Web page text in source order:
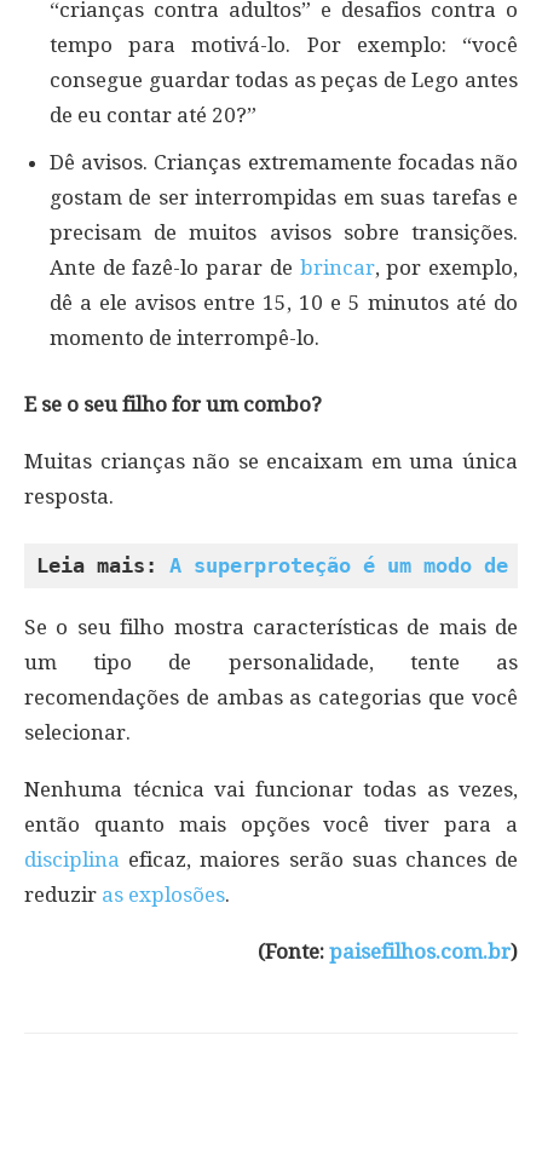
“crianças contra adultos” e desafios contra o
tempo para motivá-lo. Por exemplo: “você
consegue guardar todas as peças de Lego antes
de eu contar até 20?”
Dê avisos. Crianças extremamente focadas não
gostam de ser interrompidas em suas tarefas e
precisam de muitos avisos sobre transições.
Ante de fazê-lo parar de brincar, por exemplo,
dê a ele avisos entre 15, 10 e 5 minutos até do
momento de interrompê-lo.
E se o seu filho for um combo?
Muitas crianças não se encaixam em uma única
resposta.
Leia mais: A superproteção é um modo
Se o seu filho mostra características de mais de
um tipo de personalidade, tente as
recomendações de ambas as categorias que você
selecionar.
Nenhuma técnica vai funcionar todas as vezes,
então quanto mais opções você tiver para a
disciplina eficaz, maiores serão suas chances de
reduzir as explosões.
(Fonte: paisefilhos.com.br)